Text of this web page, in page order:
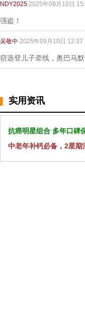
NDY2025 2025年09月10日
强盗！
吴敬中 2025年09月10日 12:37
窃选登儿子牵线，奥巴马
实用资讯
抗癌明星组合 多年口碑
中老年补钙必备，2星